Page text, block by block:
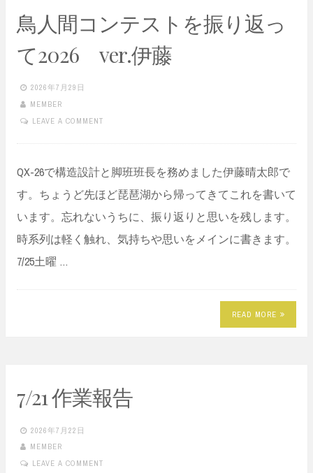
鳥人間コンテストを振り返っ
て2026 ver.伊藤
2026年7月29日
MEMBER
LEAVE A COMMENT
QX-26で構造設計と脚班班長を務めました伊藤晴太郎で
す。ちょうど先ほど琵琶湖から帰ってきてこれを書いて
います。忘れないうちに、振り返りと思いを残します。
時系列は軽く触れ、気持ちや思いをメインに書きます。
7/25土曜 …
READ MORE
7/21 作業報告
2026年7月22日
MEMBER
LEAVE A COMMENT